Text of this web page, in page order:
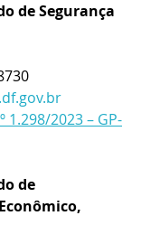
de Segurança
1.298/2023 – GP-
de